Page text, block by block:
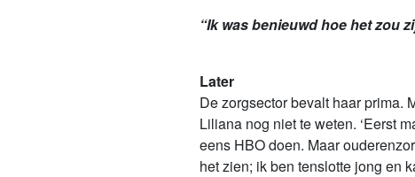
“Ik was benieuwd hoe het zou
Later
De zorgsector bevalt haar prima.
Liliana nog niet te weten. ‘Eerst
eens HBO doen. Maar
het zien; ik ben tenslotte jong en